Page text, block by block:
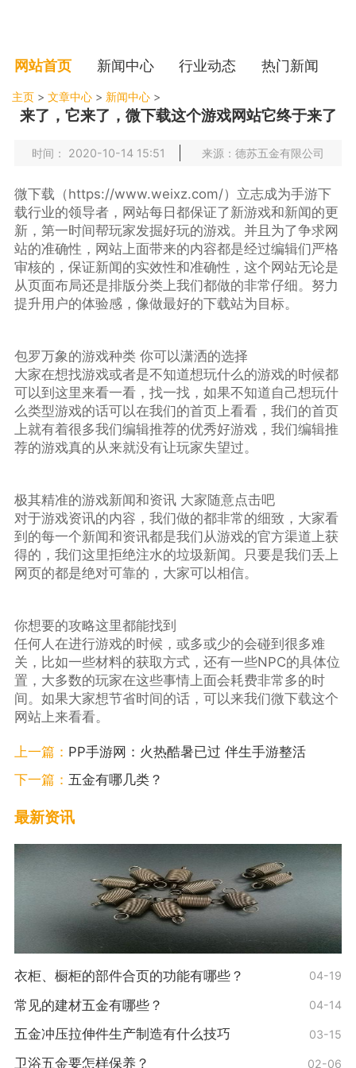
网站首页 新闻中心 行业动态 热门新闻
主页 > 文章中心 > 新闻中心 >
来了，它来了，微下载这个游戏网站它终于来了
时间： 2020-10-14 15:51 来源：德苏五金有限公司
微下载（https://www.weixz.com/）立志成为手游下
载行业的领导者，网站每日都保证了新游戏和新闻的更
新，第一时间帮玩家发掘好玩的游戏。并且为了争求网
站的准确性，网站上面带来的内容都是经过编辑们严格
审核的，保证新闻的实效性和准确性，这个网站无论是
从页面布局还是排版分类上我们都做的非常仔细。努力
提升用户的体验感，像做最好的下载站为目标。
包罗万象的游戏种类 你可以潇洒的选择
大家在想找游戏或者是不知道想玩什么的游戏的时候都
可以到这里来看一看，找一找，如果不知道自己想玩什
么类型游戏的话可以在我们的首页上看看，我们的首页
上就有着很多我们编辑推荐的优秀好游戏，我们编辑推
荐的游戏真的从来就没有让玩家失望过。
极其精准的游戏新闻和资讯 大家随意点击吧
对于游戏资讯的内容，我们做的都非常的细致，大家看
到的每一个新闻和资讯都是我们从游戏的官方渠道上获
得的，我们这里拒绝注水的垃圾新闻。只要是我们丢上
网页的都是绝对可靠的，大家可以相信。
你想要的攻略这里都能找到
任何人在进行游戏的时候，或多或少的会碰到很多难
关，比如一些材料的获取方式，还有一些NPC的具体位
置，大多数的玩家在这些事情上面会耗费非常多的时
间。如果大家想节省时间的话，可以来我们微下载这个
网站上来看看。
上一篇： PP手游网：火热酷暑已过 伴生手游整活
下一篇： 五金有哪几类？
最新资讯
衣柜、橱柜的部件合页的功能有哪些？ 04-19
常见的建材五金有哪些？ 04-14
五金冲压拉伸件生产制造有什么技巧 03-15
卫浴五金要怎样保养？ 02-06